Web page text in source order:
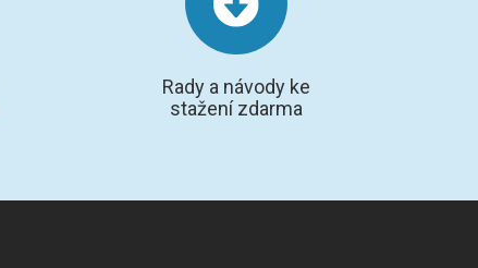
Rady a návody ke
stažení zdarma